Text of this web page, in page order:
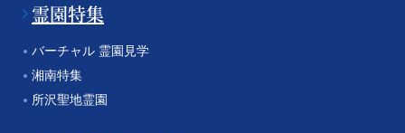
霊園特集
バーチャル 霊園見学
湘南特集
所沢聖地霊園